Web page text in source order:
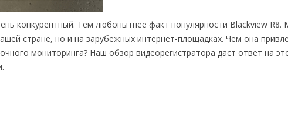
конкурентный. Тем любопытнее факт популярности Blackview R8.
стране, но и на зарубежных интернет-площадках. Чем она
мониторинга? Наш обзор видеорегистратора даст ответ на